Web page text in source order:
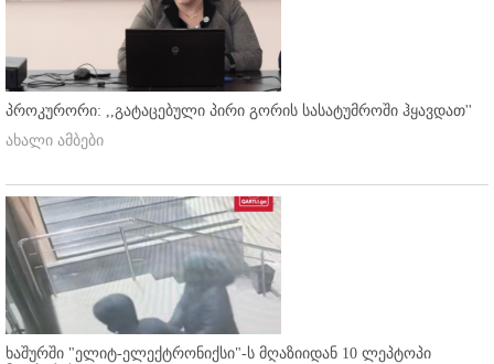
პროკურორი: ,,გატაცებული პირი გორის სასატუმროში ჰყავდათ''
ახალი ამბები
ხაშურში "ელიტ-ელექტრონიქსი"-ს მღაზიიდან 10 ლეპტოპი